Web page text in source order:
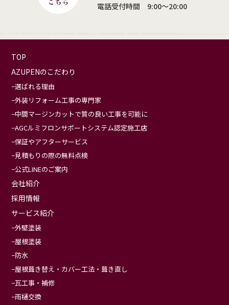
電話受付時間 9:00〜20:00
TOP
AZUPENのこだわり
選ばれる理由
外装リフォーム工事の専門家
中間マージンカットで質の良い工事を可能に
AGCルミフロンサポートシステム認定施工店
保証やアフターサービス
見積もりの際の無料点検
公式LINEのご案内
会社紹介
採用情報
サービス紹介
外壁塗装
屋根塗装
防水
屋根葺き替え・カバー工法・葺き直し
瓦工事・補修
雨樋交換